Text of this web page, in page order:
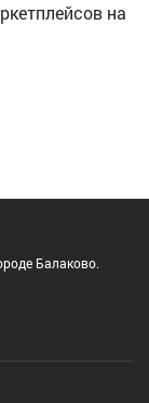
на
Балаково.